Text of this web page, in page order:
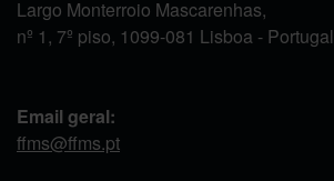
Largo Monterroio Mascarenhas,
nº 1, 7º piso, 1099-081 Lisboa - Portugal
Email geral:
ffms@ffms.pt